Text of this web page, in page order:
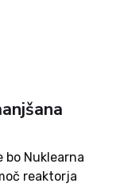
bo Nuklearna
reaktorja